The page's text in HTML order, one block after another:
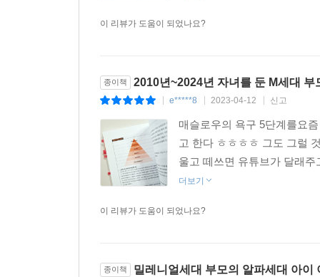
이 리뷰가 도움이 되었나요?
종이책 2010년~2024년 자녀를 둔 M세대 부
e*****8 2023-04-12 신고
매슬로우의 욕구 5단계를요
고 한다 ㅎㅎㅎㅎ 그도 그럴
울고 떼쓰면 유튜브가 달래
더보기
이 리뷰가 도움이 되었나요?
종이책 밀레니얼세대 부모의 알파세대 아이